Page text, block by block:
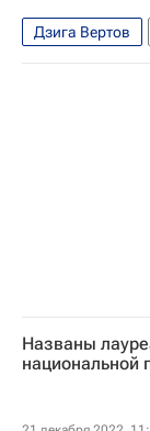
Хаяо Миядзаки
что посмотреть
Дзига Вертов
Майкл Мур
Названы
национальной